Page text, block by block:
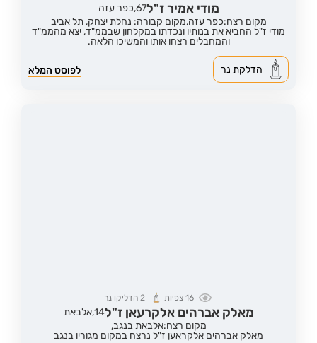
מודי אמיר ז"ל67, כפר עזה
מקום רצח:כפר עזה,מקום קבורה: נחלת יצחק, תל אביב
מודי ז"ל החביא את בנותיו ונכדתו במקלחון שבממ"ד, יצא מהממ"ד
והמחבלים רצחו אותו והמשיכו הלאה.
לפוסט המלא הדלקת נר
16צפיות 2 הדליקו נר
מאלק אברהים אלקרעאן ז"ל14,אלבאת
מקום רצח:אלבאת בנגב,
מאלק אברהים אלקראען ז"ל נרצח במקום מגוריו בנגב